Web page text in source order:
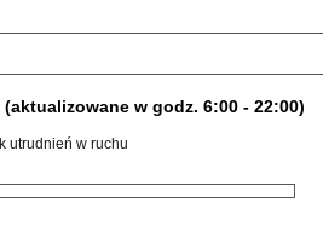
(aktualizowane w godz. 6:00 - 22:00)
utrudnień w ruchu